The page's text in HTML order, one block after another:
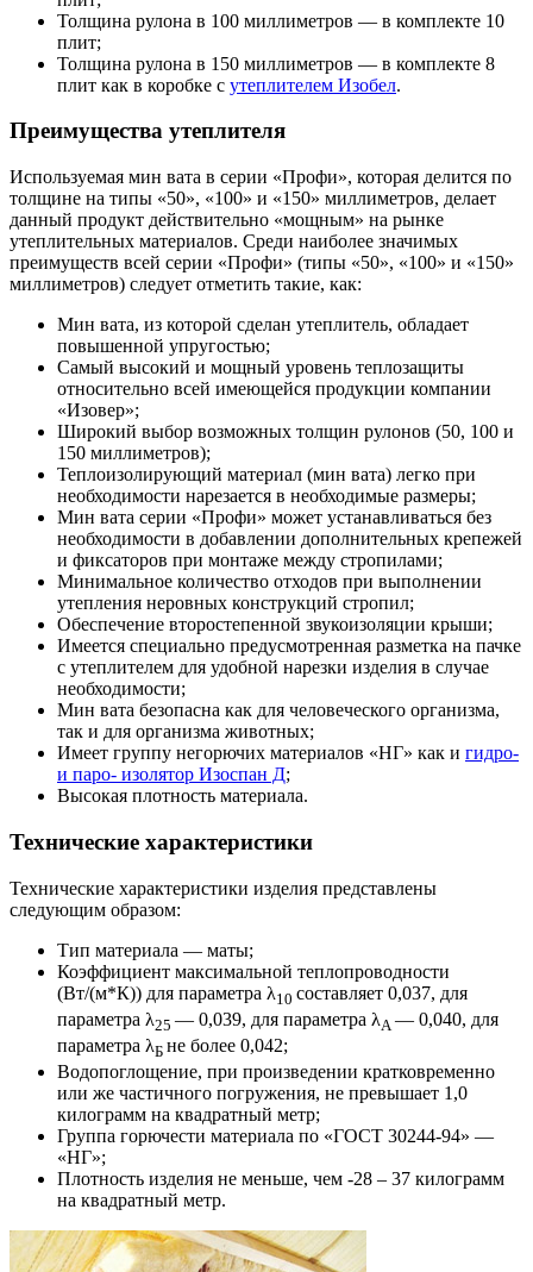
Толщина рулона в 100 миллиметров — в комплекте 10
плит;
Толщина рулона в 150 миллиметров — в комплекте 8
плит как в коробке с утеплителем Изобел.
Преимущества утеплителя
Используемая мин вата в серии «Профи», которая делится по
толщине на типы «50», «100» и «150» миллиметров, делает
данный продукт действительно «мощным» на рынке
утеплительных материалов. Среди наиболее значимых
преимуществ всей серии «Профи» (типы «50», «100» и «150»
миллиметров) следует отметить такие, как:
Мин вата, из которой сделан утеплитель, обладает
повышенной упругостью;
Самый высокий и мощный уровень теплозащиты
относительно всей имеющейся продукции компании
«Изовер»;
Широкий выбор возможных толщин рулонов (50, 100 и
150 миллиметров);
Теплоизолирующий материал (мин вата) легко при
необходимости нарезается в необходимые размеры;
Мин вата серии «Профи» может устанавливаться без
необходимости в добавлении дополнительных крепежей
и фиксаторов при монтаже между стропилами;
Минимальное количество отходов при выполнении
утепления неровных конструкций стропил;
Обеспечение второстепенной звукоизоляции крыши;
Имеется специально предусмотренная разметка на пачке
с утеплителем для удобной нарезки изделия в случае
необходимости;
Мин вата безопасна как для человеческого организма,
так и для организма животных;
Имеет группу негорючих материалов «НГ» как и гидро-
и паро- изолятор Изоспан Д;
Высокая плотность материала.
Технические характеристики
Технические характеристики изделия представлены
следующим образом:
Тип материала — маты;
Коэффициент максимальной теплопроводности
(Вт/(м*К)) для параметра λ10 составляет 0,037, для
параметра λ25 — 0,039, для параметра λА — 0,040, для
параметра λБ не более 0,042;
Водопоглощение, при произведении кратковременно
или же частичного погружения, не превышает 1,0
килограмм на квадратный метр;
Группа горючести материала по «ГОСТ 30244-94» —
«НГ»;
Плотность изделия не меньше, чем -28 – 37 килограмм
на квадратный метр.